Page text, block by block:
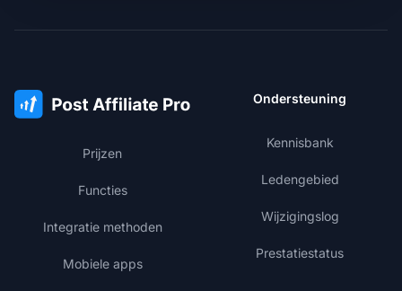
Prijzen
Functies
Integratie methoden
Mobiele apps
Ondersteuning
Kennisbank
Ledengebied
Wijzigingslog
Prestatiestatus